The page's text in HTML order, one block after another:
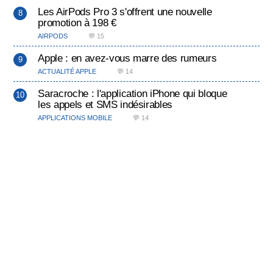
Les AirPods Pro 3 s'offrent une nouvelle
promotion à 198 €
AIRPODS 💬 15
Apple : en avez-vous marre des rumeurs
ACTUALITÉ APPLE 💬 14
Saracroche : l'application iPhone qui bloque
les appels et SMS indésirables
APPLICATIONS MOBILE 💬 14